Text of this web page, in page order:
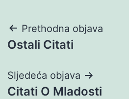
Navigacija
objava
Prethodna objava
Ostali Citati
Sljedeća objava
Citati O Mladosti